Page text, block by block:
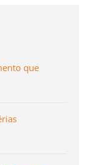
que